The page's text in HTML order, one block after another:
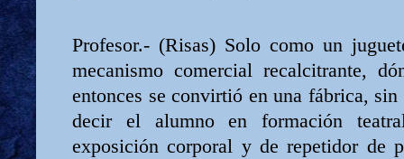
Profesor.- (Risas) Solo como un
mecanismo comercial recalcitrante,
entonces se convirtió en una fábrica,
decir el alumno en formación
exposición corporal y de repetidor de